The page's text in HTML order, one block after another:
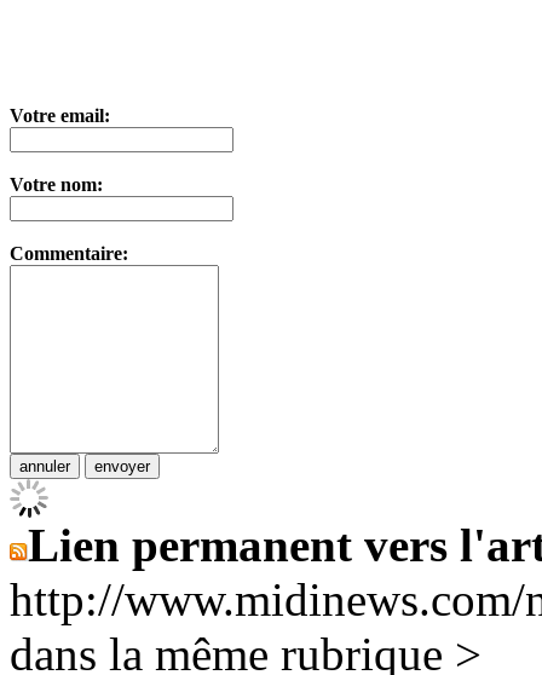
Votre email:
Votre nom:
Commentaire:
Lien permanent vers
http://www.midinews.com/
dans la même rubrique >